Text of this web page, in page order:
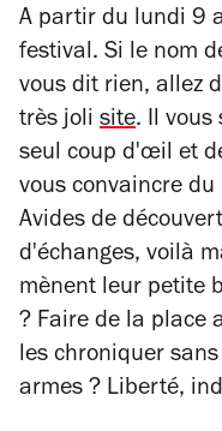
A partir du lundi 9
festival. Si le nom
vous dit rien, allez
très joli site. Il vous
seul coup d'œil et
vous convaincre
Avides de
d'échanges, voilà
mènent leur petite
? Faire de la place
les chroniquer
armes ? Liberté,